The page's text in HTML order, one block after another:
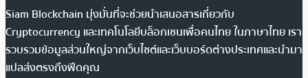
Siam Blockchain มุ่งมั่นที่จะช่วยนำเสนอสารเกี่ยวกับ
Cryptocurrency และเทคโนโลยีบล็อกเชนเพื่อคนไทย ในภาษาไทย เรา
รวบรวมข้อมูลส่วนใหญ่จากเว็บไซต์และเว็บบอร์ดต่างประเทศและนำมา
แปลส่งตรงถึงฟีดคุณ